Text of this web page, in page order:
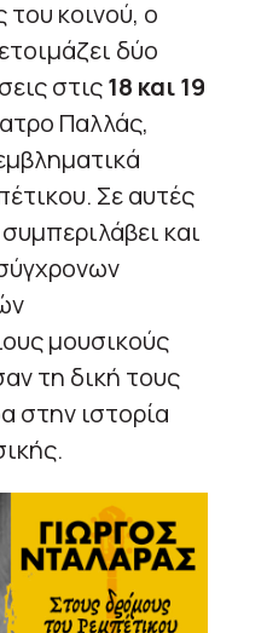
κοινού, ο
δύο
στις18 και 19
Παλλάς,
Σε αυτές
και
μουσικούς
τη δική τους
στην ιστορία